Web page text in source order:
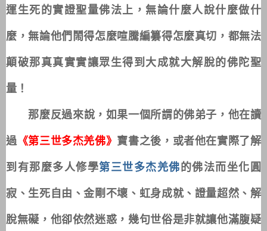
運生死的實證聖量佛法上，無論什麼人說什麼做什
麼，無論他們鬧得怎麼喧騰編纂得怎麼真切，都無法
顛破那真真實實讓眾生得到大成就大解脫的佛陀聖
量！
那麼反過來說，如果一個所謂的佛弟子，他在讀
過 《第三世多杰羌佛》 寶書之後，或者他在實際了解
到有那麼多人修學第三世多杰羌佛的佛法而坐化圓
寂、生死自由、金剛不壞、虹身成就、證量超然、解
脫無礙，他卻依然迷惑，幾句世俗是非就讓他滿腹疑